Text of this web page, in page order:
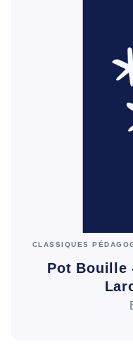
CLASSIQUES
Pot Bouille